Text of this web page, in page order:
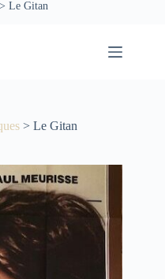
> Le Gitan
> Le Gitan